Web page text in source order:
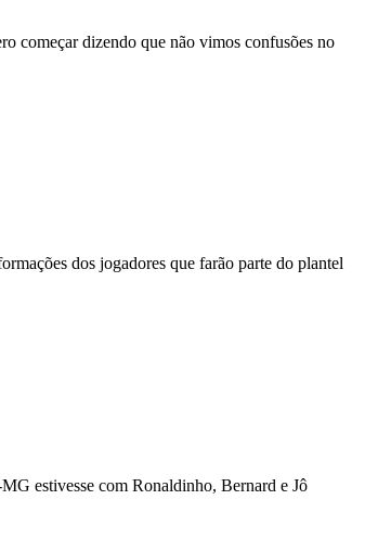
começar dizendo que não vimos confusões no
dos jogadores que farão parte do plantel
estivesse com Ronaldinho, Bernard e Jô